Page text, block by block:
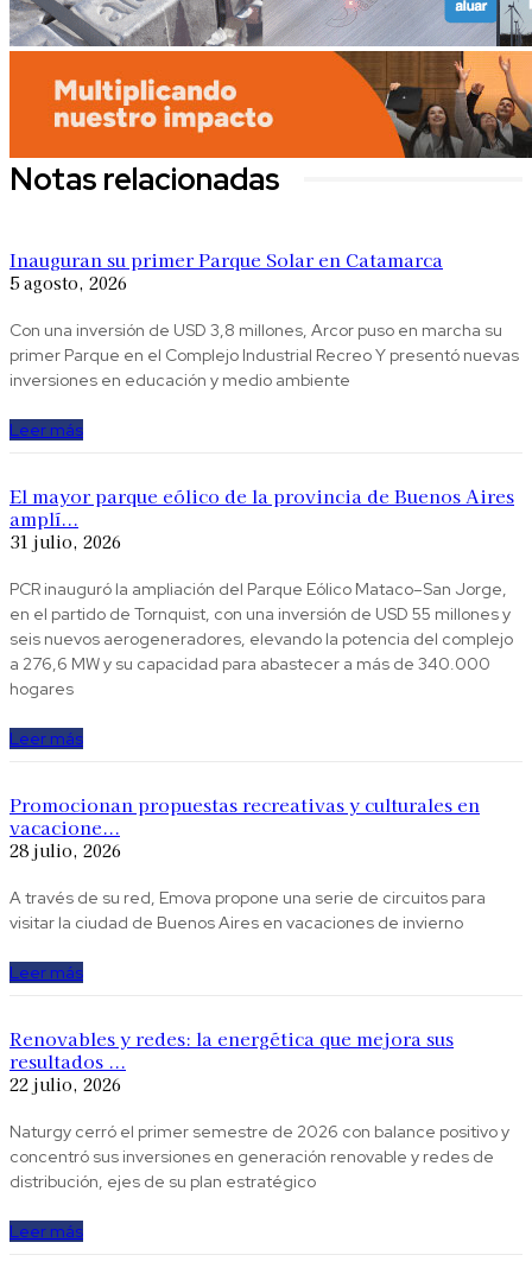
Notas relacionadas
Inauguran su primer Parque Solar en Catamarca
5 agosto, 2026
Con una inversión de USD 3,8 millones, Arcor puso en marcha su
primer Parque en el Complejo Industrial Recreo Y presentó nuevas
inversiones en educación y medio ambiente
Leer más
El mayor parque eólico de la provincia de Buenos Aires
amplí...
31 julio, 2026
PCR inauguró la ampliación del Parque Eólico Mataco–San Jorge,
en el partido de Tornquist, con una inversión de USD 55 millones y
seis nuevos aerogeneradores, elevando la potencia del complejo
a 276,6 MW y su capacidad para abastecer a más de 340.000
hogares
Leer más
Promocionan propuestas recreativas y culturales en
vacacione...
28 julio, 2026
A través de su red, Emova propone una serie de circuitos para
visitar la ciudad de Buenos Aires en vacaciones de invierno
Leer más
Renovables y redes: la energética que mejora sus
resultados ...
22 julio, 2026
Naturgy cerró el primer semestre de 2026 con balance positivo y
concentró sus inversiones en generación renovable y redes de
distribución, ejes de su plan estratégico
Leer más